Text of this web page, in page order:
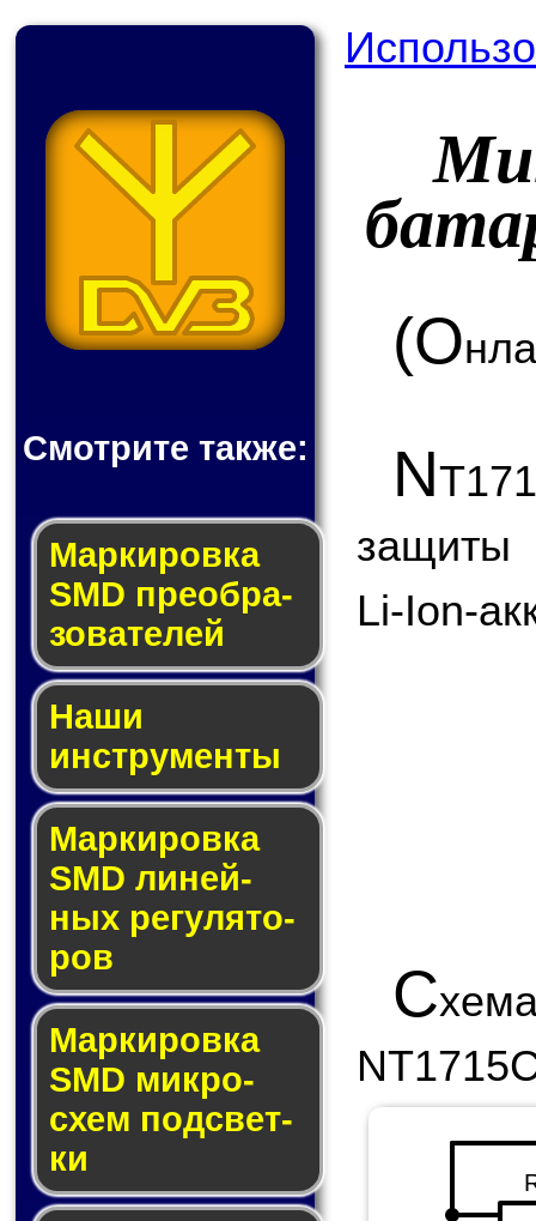
Смотрите также:
Мар­ки­ров­ка
SMD пре­об­ра­
зо­ва­те­лей
Наши
инструменты
Маркировка
SMD ли­ней­
ных ре­гу­ля­то­
ров
Маркировка
SMD мик­ро­
схем под­свет­
ки
(О
N
защиты
Li-Ion-
C